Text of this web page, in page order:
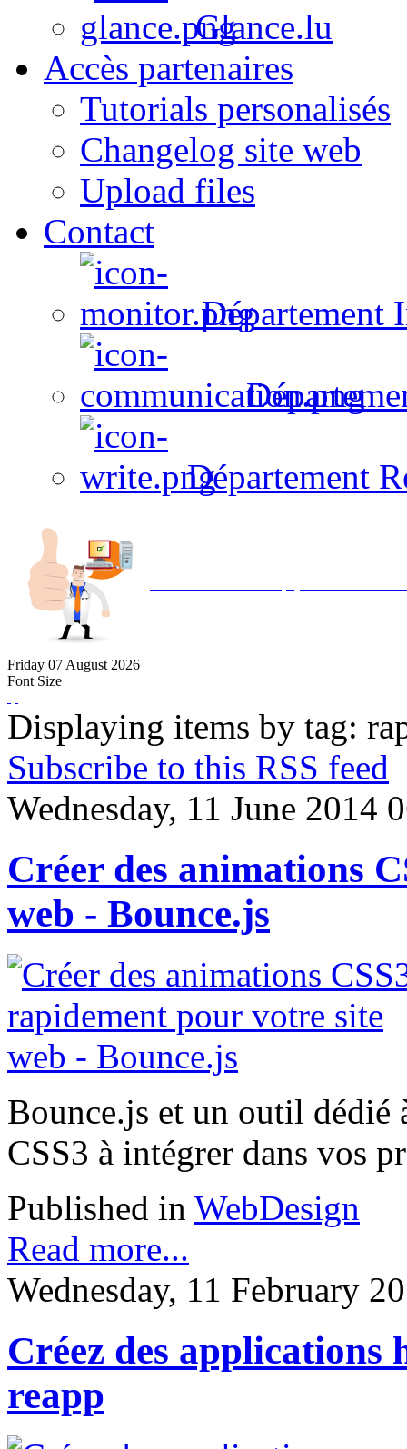
Glance.lu
Accès partenaires
Tutorials personalisés
Changelog site web
Upload files
Contact
Département
Département
Friday 07 August 2026
Font Size
Displaying items by tag:
Subscribe to this RSS feed
Wednesday, 11 June 2014
Créer des animations
web - Bounce.js
Bounce.js et un outil
CSS3 à intégrer dans vos
Published in WebDesign
Read more...
Wednesday, 11 February
Créez des
reapp